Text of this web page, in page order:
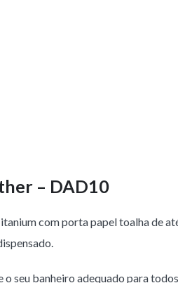
– DAD10
com porta papel toalha de
seu banheiro adequado para